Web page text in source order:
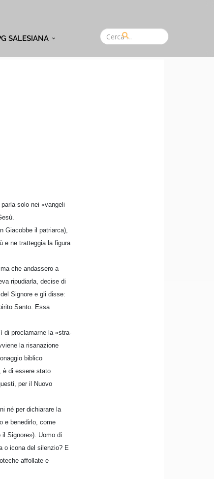
SALESIANA
solo nei «vangeli
Giacobbe il patriarca),
e ne tratteggia la figura
che andassero a
ripudiarla, decise di
Signore e gli disse:
Santo. Essa
di proclamarne la «stra-
la risanazione
biblico
è di essere stato
per il Nuovo
né per dichiarare la
e benedirlo, come
Signore»). Uomo di
o icona del silenzio? E
affollate e